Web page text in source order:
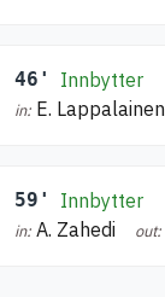
46' Innbytter
in: E. Lappalainen
59' Innbytter
in: A. Zahedi out: